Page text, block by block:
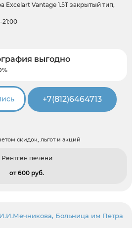
Excelart Vantage 1.5T закрытый тип,
выгодно
+7(812)6464713
скидок, льгот и акций
Рентген печени
от 600 pуб.
Больница им Петра